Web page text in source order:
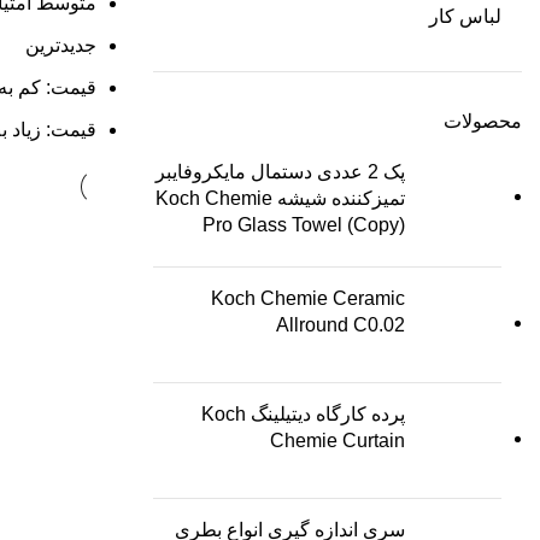
لباس کار
محصولات
پک 2 عددی دستمال مایکروفایبر
تمیزکننده شیشه Koch Chemie
Pro Glass Towel (Copy)
Koch Chemie Ceramic
Allround C0.02
پرده کارگاه دیتیلینگ Koch
Chemie Curtain
سری اندازه گیری انواع بطری
جدیدترین
قیمت: کم به
قیمت: زیاد